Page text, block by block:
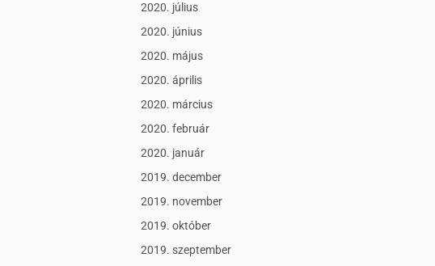
2020. július
2020. június
2020. május
2020. április
2020. március
2020. február
2020. január
2019. december
2019. november
2019. október
2019. szeptember